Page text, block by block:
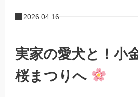
2026.04.16
実家の愛犬と！小
桜まつりへ